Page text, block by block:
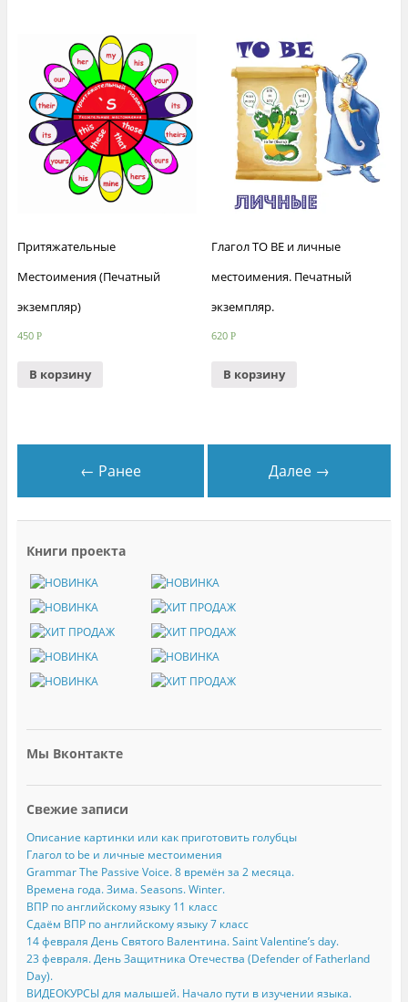
Притяжательные
Местоимения (Печатный
экземпляр)
450 Р
В корзину
Глагол TO BE и личные
местоимения. Печатный
экземпляр.
620Р
В корзину
← Ранее Далее →
Книги проекта
Мы Вконтакте
Свежие записи
Описание картинки или как приготовить голубцы
Глагол to be и личные местоимения
Grammar The Passive Voice. 8 времён за 2 месяца.
Времена года. Зима. Seasons. Winter.
ВПР по английскому языку 11 класс
Сдаём ВПР по английскому языку 7 класс
14 февраля День Святого Валентина. Saint Valentine’s day.
23 февраля. День Защитника Отечества (Defender of Fatherland
Day).
ВИДЕОКУРСЫ для малышей. Начало пути в изучении языка.